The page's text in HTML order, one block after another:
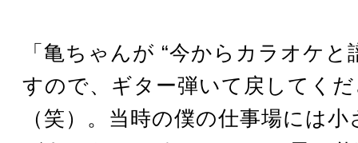
「亀ちゃんが “今からカラオケ
すので、ギター弾いて戻してくだ
（笑）。当時の僕の仕事場には